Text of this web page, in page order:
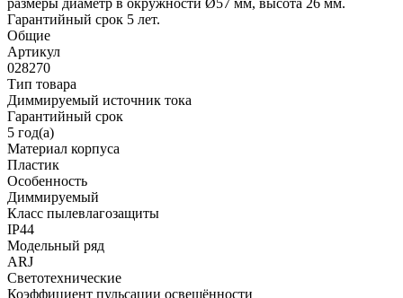
Гарантийный срок 5 лет.
Общие
Артикул
028270
Тип товара
Диммируемый источник тока
Гарантийный срок
5 год(а)
Материал корпуса
Пластик
Особенность
Диммируемый
Класс пылевлагозащиты
IP44
Модельный ряд
ARJ
Светотехнические
Коэффициент пульсации освещённости